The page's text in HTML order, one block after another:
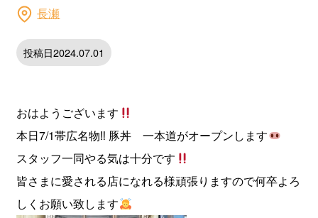
長瀬
投稿日2024.07.01
おはようございます
本日7/1帯広名物‼︎ 豚丼 一本道がオープンします
スタッフ一同やる気は十分です
皆さまに愛される店になれる様頑張りますので何卒よろ
しくお願い致します